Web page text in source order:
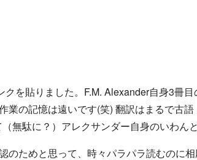
を貼りました。F.M. Alexander自身3冊
の記憶は遠いです(笑) 翻訳はまるで古
無駄に？）アレクサンダー自身のいわん
ためと思って、時々パラパラ読むのに